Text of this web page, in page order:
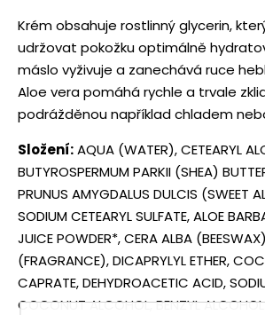
Krém obsahuje rostlinný glycerin,
udržovat pokožku optimálně
máslo vyživuje a zanechává ruce
Aloe vera pomáhá rychle a trvale
podrážděnou například chladem
Složení:AQUA (WATER), CETEARYL
BUTYROSPERMUM PARKII (SHEA)
PRUNUS AMYGDALUS DULCIS (SWEET
SODIUM CETEARYL SULFATE, ALOE
JUICE POWDER*, CERA ALBA
(FRAGRANCE), DICAPRYLYL ETHER,
CAPRATE, DEHYDROACETIC ACID,
COCONUT ALCOHOL, BENZYL